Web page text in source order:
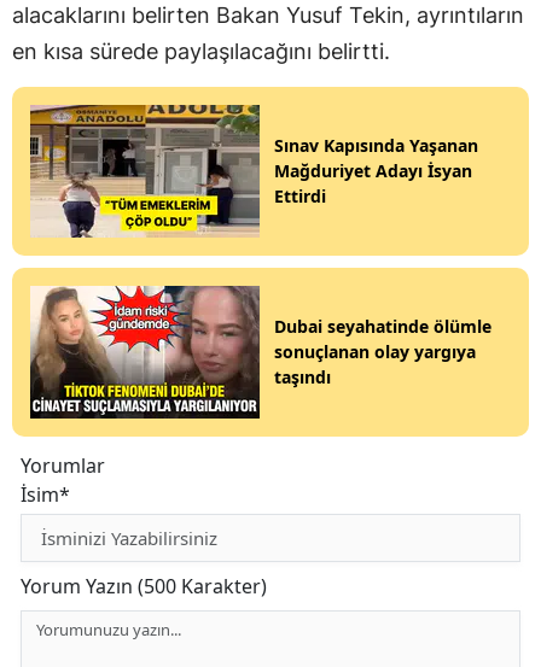
alacaklarını belirten Bakan Yusuf Tekin, ayrıntıların
en kısa sürede paylaşılacağını belirtti.
Sınav Kapısında Yaşanan
Mağduriyet Adayı İsyan
Ettirdi
Dubai seyahatinde ölümle
sonuçlanan olay yargıya
taşındı
Yorumlar
İsim*
Yorum Yazın (500 Karakter)